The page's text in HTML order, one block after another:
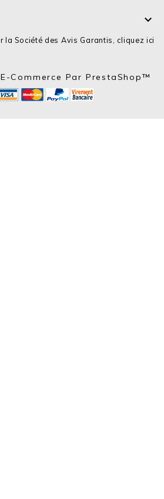

la Société des Avis Garantis, cliquez ici
Commerce Par PrestaShop™